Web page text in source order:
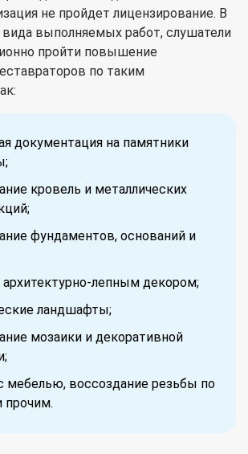
не пройдет лицензирование. В
выполняемых работ, слушатели
пройти повышение
по таким
документация на памятники
кровель и металлических
фундаментов, оснований и
архитектурно-лепным декором;
ландшафты;
мозаики и декоративной
мебелью, воссоздание резьбы по
прочим.